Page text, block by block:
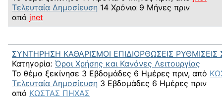
Τελευταία Δημοσίευση 14 Χρόνια 9 Μήνες πριν
από jnet
ΣΥΝΤΗΡΗΣΗ ΚΑΘΑΡΙΣΜΟΙ ΕΠΙΔΙΟΡΘΩΣΕΙΣ
Κατηγορία: Όροι Χρήσης και Κανόνες Λειτουργίας
Το θέμα ξεκίνησε 3 Εβδομάδες 6 Ημέρες πριν, από
Τελευταία Δημοσίευση 3 Εβδομάδες 6 Ημέρες πριν
από ΚΩΣΤΑΣ ΠΗΧΑΣ